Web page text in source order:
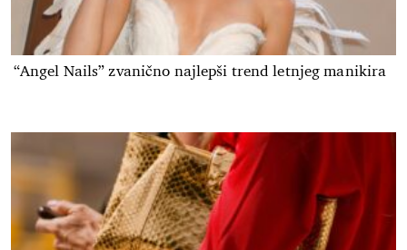
“Angel Nails” zvanično najlepši trend letnjeg manikira